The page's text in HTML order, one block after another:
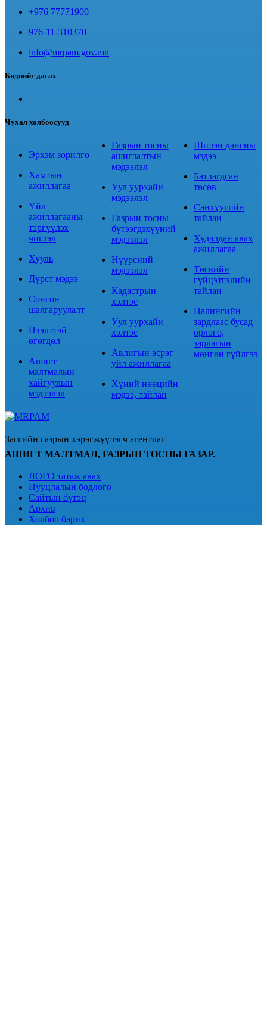
+976 77771900
976-11-310370
info@mrpam.gov.mn
Биднийг дагах
Чухал холбоосууд
Эрхэм зорилго
Хамтын
ажиллагаа
Үйл
ажиллагааны
тэргүүлэх
чиглэл
Хууль
Дүрст мэдээ
Сонгон
шалгаруулалт
Нээлттэй
өгөгдөл
Ашигт
малтмалын
хайгуулын
мэдээлэл
Газрын тосны
ашиглалтын
мэдээлэл
Уул уурхайн
мэдээлэл
Газрын тосны
бүтээгдэхүүний
мэдээлэл
Нүүрсний
мэдээлэл
Кадастрын
хэлтэс
Уул уурхайн
хэлтэс
Авлигын эсрэг
үйл ажиллагаа
Хүний нөөцийн
мэдээ, тайлан
Шилэн дансны
мэдээ
Батлагдсан
төсөв
Санхүүгийн
тайлан
Худалдан авах
ажиллагаа
Төсвийн
гүйцэтгэлийн
тайлан
Цалингийн
зардлаас бусад
орлого,
зарлагын
мөнгөн гүйлгээ
Засгийн газрын хэрэгжүүлэгч агентлаг
АШИГТ МАЛТМАЛ, ГАЗРЫН ТОСНЫ ГАЗАР.
ЛОГО татаж авах
Нууцлалын бодлого
Сайтын бүтэц
Архив
Холбоо барих